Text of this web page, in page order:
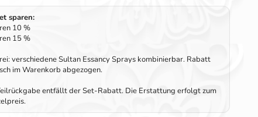
sparen:
10 %
15 %
verschiedene Sultan Essancy Sprays kombinierbar. Rabatt
im Warenkorb abgezogen.
entfällt der Set-Rabatt. Die Erstattung erfolgt zum